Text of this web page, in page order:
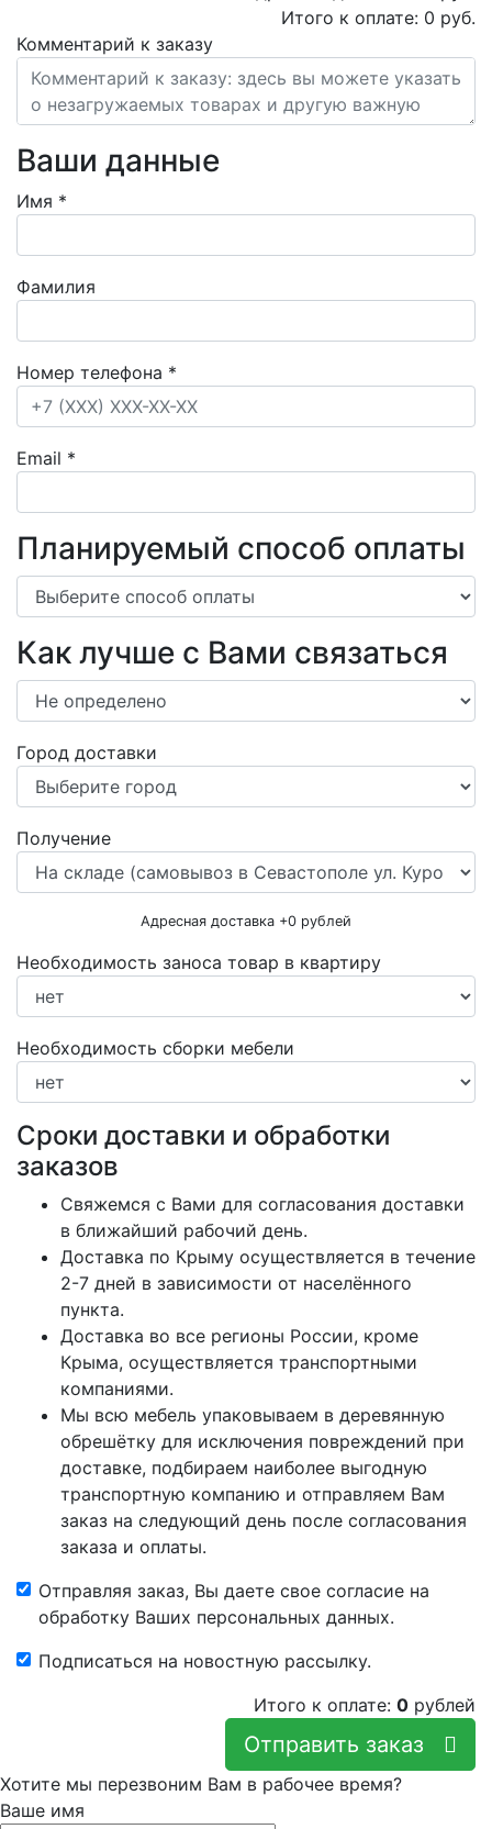
Итого к оплате: 0 руб.
Комментарий к заказу
Ваши данные
Имя *
Фамилия
Номер телефона *
Email *
Планируемый способ оплаты
Как лучше с Вами связаться
Город доставки
Получение
Адресная доставка +0 рублей
Необходимость заноса товар в квартиру
Необходимость сборки мебели
Сроки доставки и обработки
заказов
Свяжемся с Вами для согласования доставки
в ближайший рабочий день.
Доставка по Крыму осуществляется в течение
2-7 дней в зависимости от населённого
пункта.
Доставка во все регионы России, кроме
Крыма, осуществляется транспортными
компаниями.
Мы всю мебель упаковываем в деревянную
обрешётку для исключения повреждений при
доставке, подбираем наиболее выгодную
транспортную компанию и отправляем Вам
заказ на следующий день после согласования
заказа и оплаты.
Отправляя заказ, Вы даете свое согласие на
обработку Ваших персональных данных.
Подписаться на новостную рассылку.
Итого к оплате: 0 рублей
Хотите мы перезвоним Вам в рабочее время?
Ваше имя